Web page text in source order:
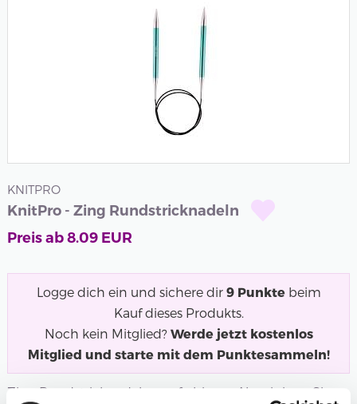
KNITPRO
KnitPro - Zing Rundstricknadeln
Preis ab8.09EUR
Logge dich ein und sichere dir 9 Punktebeim
Kauf dieses Produkts.
Noch kein Mitglied? Werde jetzt kostenlos
Mitglied und starte mit dem Punktesammeln!
Zing Rundstricknadeln aus farbigem Aluminium. Sie